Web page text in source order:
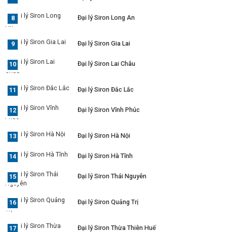
Đại lý Siron Long An
Đại lý Siron Gia Lai
Đại lý Siron Lai Châu
Đại lý Siron Đắc Lắc
Đại lý Siron Vĩnh Phúc
Đại lý Siron Hà Nội
Đại lý Siron Hà Tĩnh
Đại lý Siron Thái Nguyên
Đại lý Siron Quảng Trị
Đại lý Siron Thừa Thiên Huế